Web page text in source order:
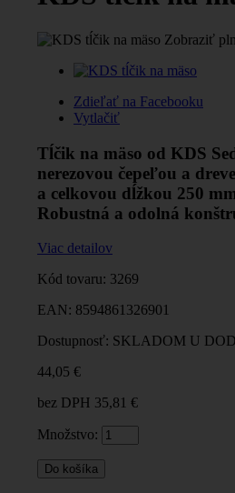
Zobraziť
Zdieľať na Facebooku
Vytlačiť
Tĺčik na mäso od KDS
nerezovou čepeľou a
a celkovou dĺžkou 250
Robustná a odolná
Viac detailov
Kód tovaru: 3269
EAN: 8594861326901
Dostupnosť: SKLADOM U
44,05 €
bez DPH 35,81 €
Množstvo: